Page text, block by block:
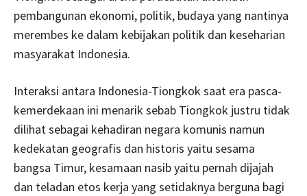
pembangunan ekonomi, politik, budaya yang nantinya
merembes ke dalam kebijakan politik dan keseharian
masyarakat Indonesia.
Interaksi antara Indonesia-Tiongkok saat era pasca-
kemerdekaan ini menarik sebab Tiongkok justru tidak
dilihat sebagai kehadiran negara komunis namun
kedekatan geografis dan historis yaitu sesama
bangsa Timur, kesamaan nasib yaitu pernah dijajah
dan teladan etos kerja yang setidaknya berguna bagi